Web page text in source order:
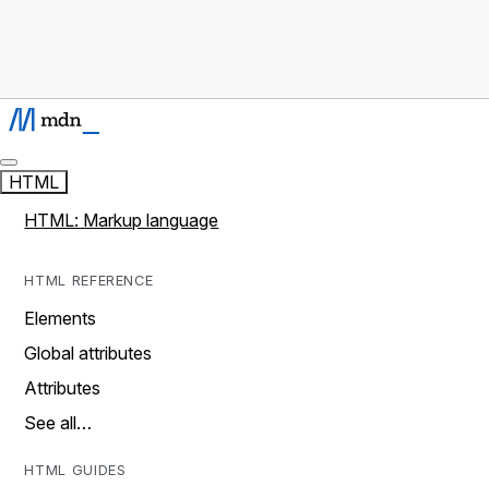
HTML
HTML: Markup language
HTML REFERENCE
Elements
Global attributes
Attributes
See all…
HTML GUIDES